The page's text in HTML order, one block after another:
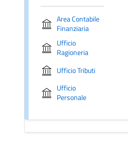
Area Contabile
Finanziaria
Ufficio
Ragioneria
Ufficio Tributi
Ufficio
Personale